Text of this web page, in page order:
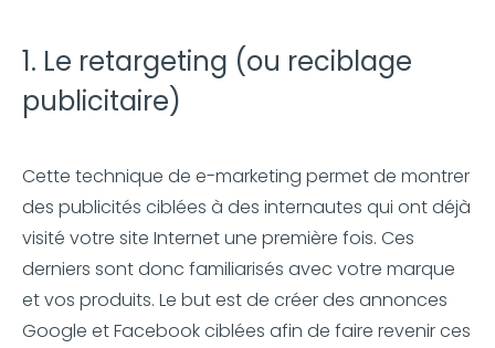
1. Le retargeting (ou reciblage
publicitaire)
Cette technique de e-marketing permet de montrer
des publicités ciblées à des internautes qui ont déjà
visité votre site Internet une première fois. Ces
derniers sont donc familiarisés avec votre marque
et vos produits. Le but est de créer des annonces
Google et Facebook ciblées afin de faire revenir ces